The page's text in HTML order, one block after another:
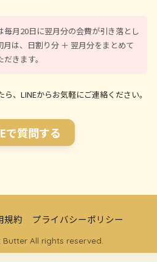
毎月20日に翌月分の会費が引き落とし
月は、日割り分 ＋ 翌月分をまとめて
きます。
、LINEからお気軽にご連絡ください。
で質問する
規約 プライバシーポリシー
All rights reserved.